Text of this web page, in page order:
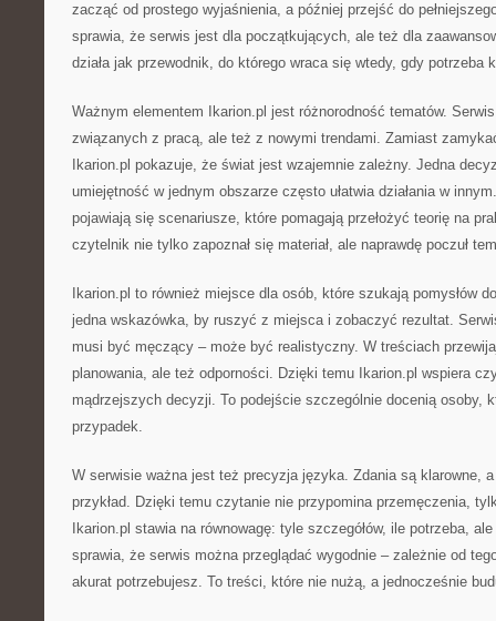
zacząć od prostego wyjaśnienia, a później przejść do
sprawia, że serwis jest dla początkujących, ale też dla
działa jak przewodnik, do którego wraca się wtedy, gdy potrzeba
Ważnym elementem Ikarion.pl jest różnorodność tematów.
związanych z pracą, ale też z nowymi trendami. Zamiast
Ikarion.pl pokazuje, że świat jest wzajemnie zależny. Jedna
umiejętność w jednym obszarze często ułatwia działania w
pojawiają się scenariusze, które pomagają przełożyć teorię na
czytelnik nie tylko zapoznał się materiał, ale naprawdę poczuł
Ikarion.pl to również miejsce dla osób, które szukają pomysłów
jedna wskazówka, by ruszyć z miejsca i zobaczyć rezultat.
musi być męczący – może być realistyczny. W treściach
planowania, ale też odporności. Dzięki temu Ikarion.pl wspiera
mądrzejszych decyzji. To podejście szczególnie docenią osoby,
przypadek.
W serwisie ważna jest też precyzja języka. Zdania są klarowne,
przykład. Dzięki temu czytanie nie przypomina przemęczenia,
Ikarion.pl stawia na równowagę: tyle szczegółów, ile potrzeba,
sprawia, że serwis można przeglądać wygodnie – zależnie od
akurat potrzebujesz. To treści, które nie nużą, a jednocześnie